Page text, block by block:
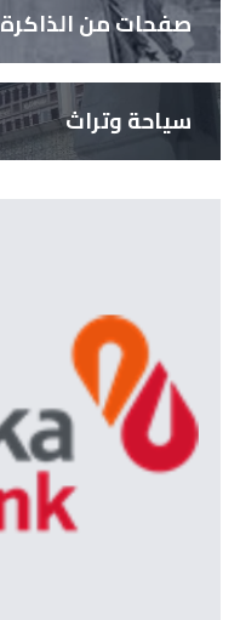
صفحات من الذاكرة
سياحة وتراث